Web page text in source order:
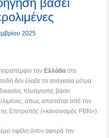
βάσει
2025
τηνΕλλάδα στο
δεν έλαβε τα αναγκαία μέτρα
πλοήγησης βάσει
όπως απαιτείται από τον
Επιτροπής («κανονισμός PBN»).
οφέλη όσον αφορά την